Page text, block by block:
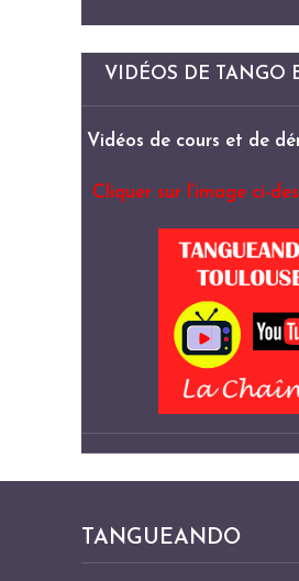
VIDÉOS DE TANGO
Vidéos de cours et de
Cliquer sur l’image ci-
TANGUEANDO